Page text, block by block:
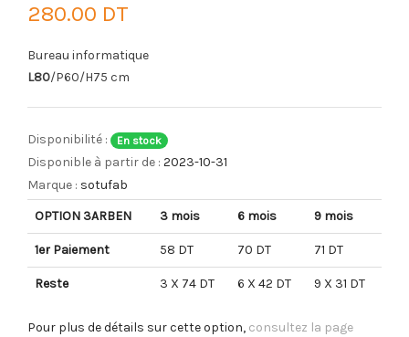
280.00 DT
Bureau informatique
L80/P60/H75 cm
Disponibilité : En stock
Disponible à partir de : 2023-10-31
Marque : sotufab
OPTION 3ARBEN
3 mois 6 mois 9 mois
1er Paiement 58 DT 70 DT 71 DT
Reste 3 X 74 DT 6 X 42 DT 9 X 31 DT
Pour plus de détails sur cette option, consultez la page